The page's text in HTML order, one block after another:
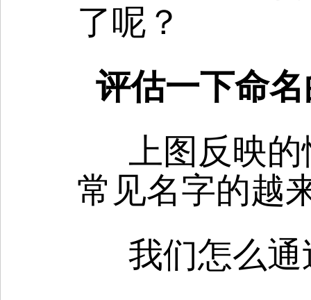
了呢？
评估一下命
上图反映
常见名字的越
我们怎么